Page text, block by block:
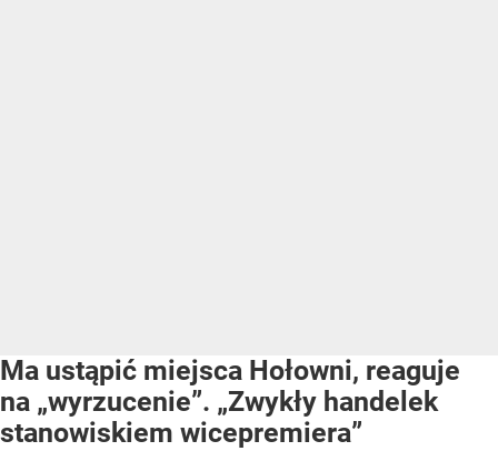
Ma ustąpić miejsca Hołowni, reaguje
na „wyrzucenie”. „Zwykły handelek
stanowiskiem wicepremiera”